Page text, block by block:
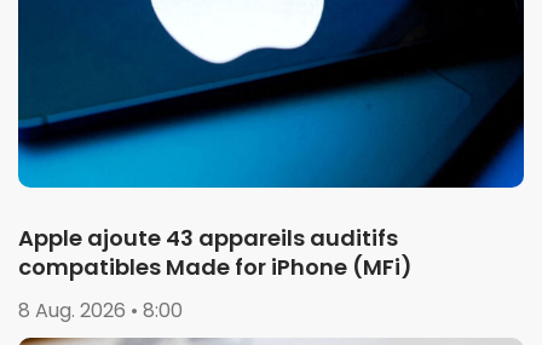
Apple ajoute 43 appareils auditifs
compatibles Made for iPhone (MFi)
8 Aug. 2026 • 8:00